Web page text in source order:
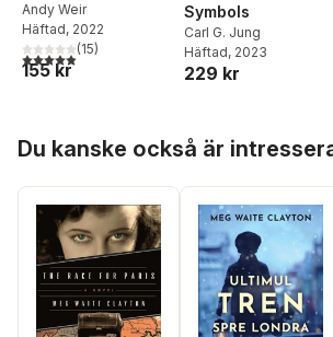
Andy Weir
Häftad, 2022
4,9utav 5 stjärnor. Totalt antal röster:
(15)
155 kr
Symbols
Carl G. Jung
Häftad, 2023
229 kr
Du kanske också är